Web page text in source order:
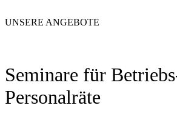
UNSERE ANGEBOTE
Seminare für
Personalräte